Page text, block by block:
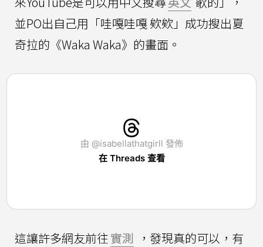
並PO出自己用「哇嘎哇嘎 欸欸」成功搜出夏
奇拉的《Waka Waka》的畫面。
由 @isabellathatgirll 發佈
在 Threads 查看
這讓許多網友前往實測 ，發現真的可以，有